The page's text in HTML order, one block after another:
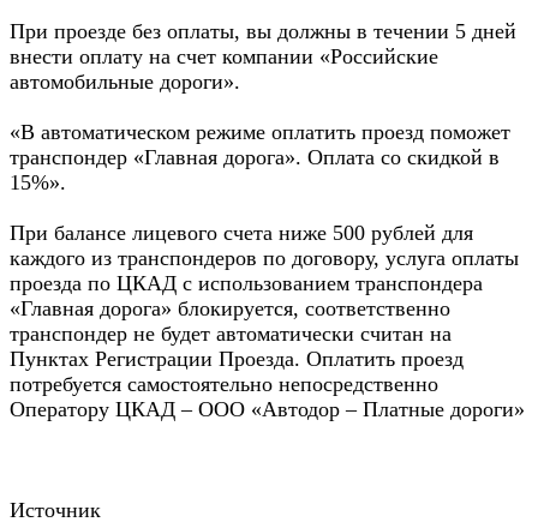
При проезде без оплаты, вы должны в течении 5 дней
внести оплату на счет компании «Российские
автомобильные дороги».
«В автоматическом режиме оплатить проезд поможет
транспондер «Главная дорога». Оплата со скидкой в
15%».
При балансе лицевого счета ниже 500 рублей для
каждого из транспондеров по договору, услуга оплаты
проезда по ЦКАД с использованием транспондера
«Главная дорога» блокируется, соответственно
транспондер не будет автоматически считан на
Пунктах Регистрации Проезда. Оплатить проезд
потребуется самостоятельно непосредственно
Оператору ЦКАД – ООО «Автодор – Платные дороги»
Источник